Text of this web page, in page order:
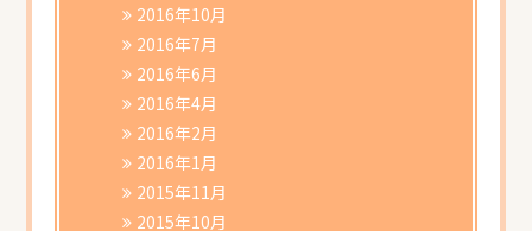
2016年10月
2016年7月
2016年6月
2016年4月
2016年2月
2016年1月
2015年11月
2015年10月